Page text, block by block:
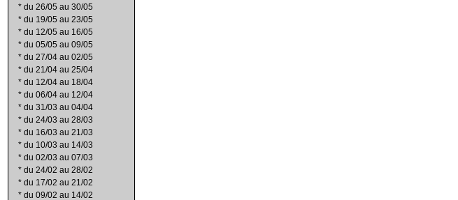
* du 26/05 au 30/05
* du 19/05 au 23/05
* du 12/05 au 16/05
* du 05/05 au 09/05
* du 27/04 au 02/05
* du 21/04 au 25/04
* du 12/04 au 18/04
* du 06/04 au 12/04
* du 31/03 au 04/04
* du 24/03 au 28/03
* du 16/03 au 21/03
* du 10/03 au 14/03
* du 02/03 au 07/03
* du 24/02 au 28/02
* du 17/02 au 21/02
* du 09/02 au 14/02